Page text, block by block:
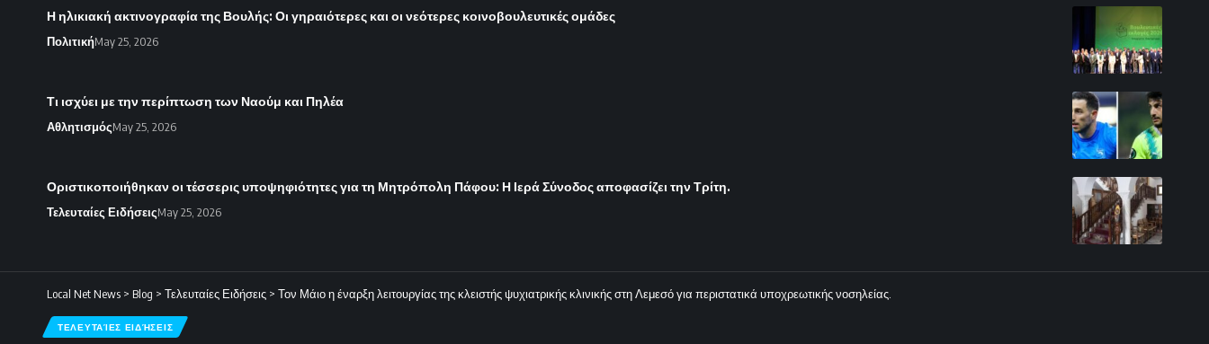
Η ηλικιακή ακτινογραφία της Βουλής: Οι γηραιότερες και οι νεότερες κοινοβουλευτικές ομάδες
ΠολιτικήMay 25, 2026
Τι ισχύει με την περίπτωση των Ναούμ και Πηλέα
ΑθλητισμόςMay 25, 2026
Οριστικοποιήθηκαν οι τέσσερις υποψηφιότητες για τη Μητρόπολη Πάφου: Η Ιερά Σύνοδος αποφασίζει την Τρίτη.
Τελευταίες ΕιδήσειςMay 25, 2026
Local Net News > Blog > Τελευταίες Ειδήσεις > Τον Μάιο η έναρξη λειτουργίας της κλειστής ψυχιατρικής κλινικής στη Λεμεσό για περιστατικά υποχρεωτικής νοσηλείας.
ΤΕΛΕΥΤΑΊΕΣ ΕΙΔΉΣΕΙΣ